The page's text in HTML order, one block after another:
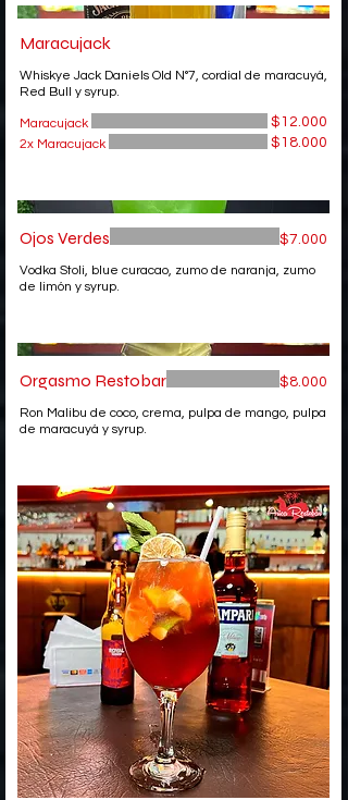
Maracujack
Whiskye Jack Daniels Old N°7, cordial de maracuyá,
Red Bull y syrup.
Maracujack $12.000
2x Maracujack $18.000
Ojos Verdes
Vodka Stoli, blue curacao, zumo de naranja, zumo
de limón y syrup.
$7.000
Orgasmo Restobar
Ron Malibu de coco, crema, pulpa de mango, pulpa
de maracuyá y syrup.
$8.000